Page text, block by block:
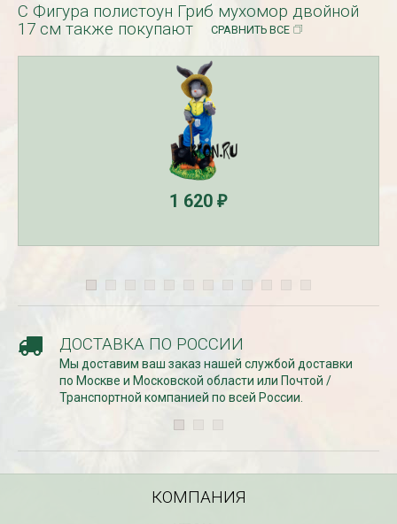
СКИДКИ 15 % НА ДУГИ, ЗАБОРЫ,
товаров на сумму от 1000 руб. с
ЧИТАТЬ ДАЛЕЕ →
С Фигура полистоун Гриб мухомор двойной
17 см также покупают
СРАВНИТЬ ВСЕ
1 620 ₽
ДОСТАВКА ПО РОССИИ
Мы доставим ваш заказ нашей службой доставки
по Москве и Московской области или Почтой /
Транспортной компанией по всей России.
КОМПАНИЯ